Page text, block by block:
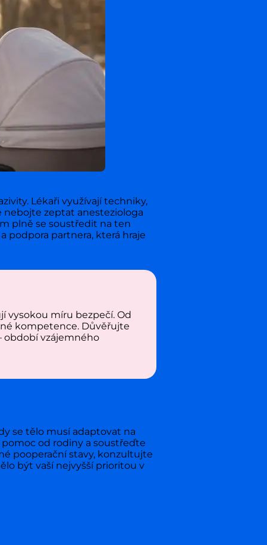
Lékaři využívají techniky,
nebojte zeptat anesteziologa
plně se soustředit na ten
a podpora partnera, která hraje
vysokou míru bezpečí. Od
kompetence. Důvěřujte
období vzájemného
se tělo musí adaptovat na
od rodiny a soustřeďte
pooperační stavy, konzultujte
být vaší nejvyšší prioritou v